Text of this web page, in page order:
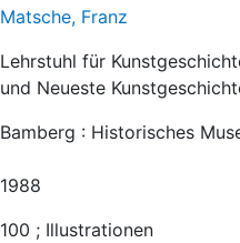
Matsche, Franz
Lehrstuhl für
und Neueste
Bamberg : Historisches
1988
100 ; Illustrationen